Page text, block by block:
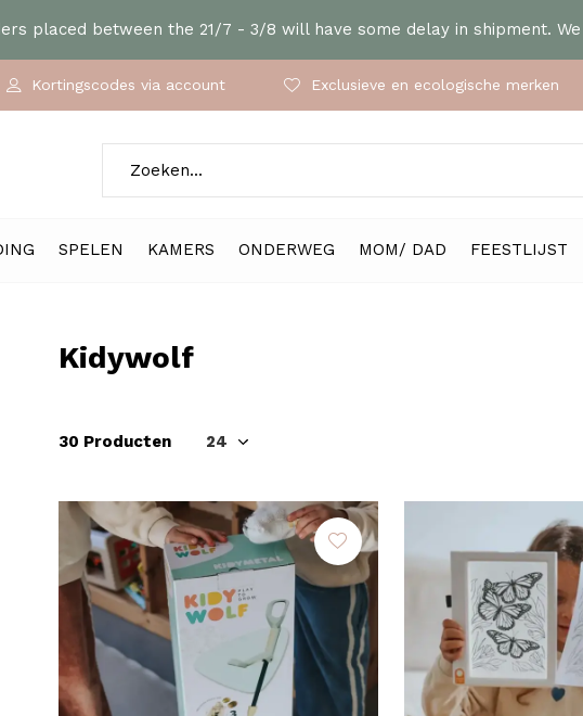
SPELEN KAMERS ONDERWEG MOM/ DAD FEESTLIJST
Kortingscodes via account Exclusieve en ecologische merken
placed between the 21/7 - 3/8 will have some delay in shipment.
Kidywolf
30 Producten